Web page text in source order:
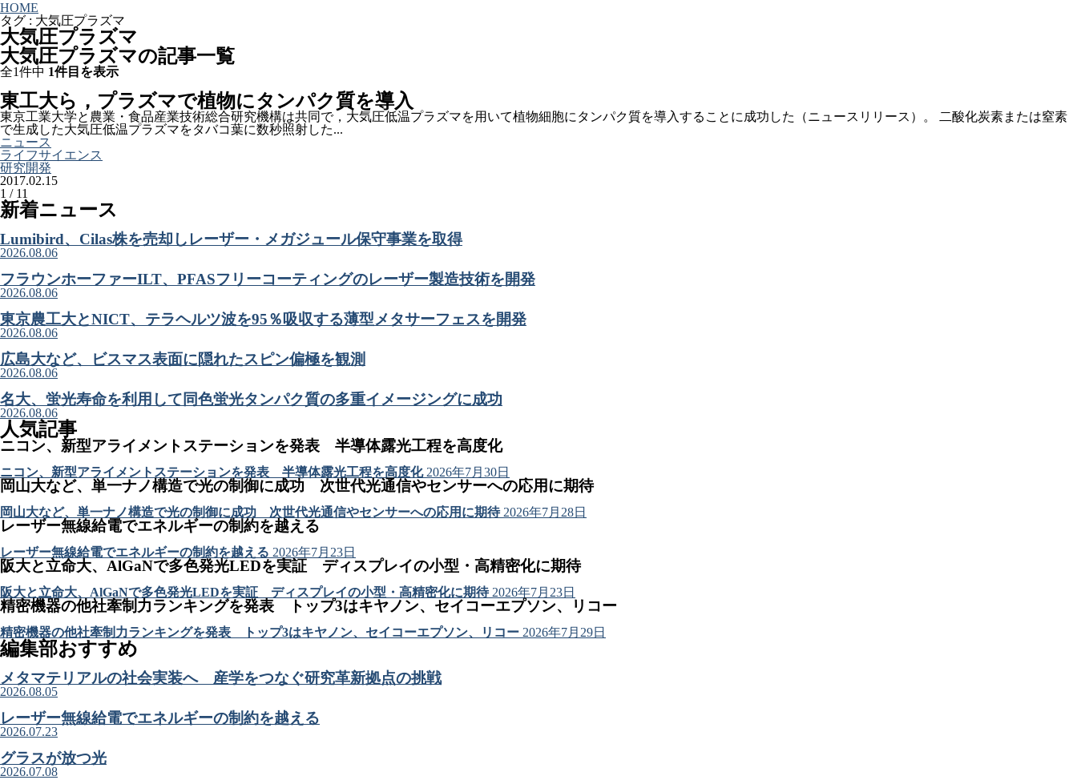
HOME
タグ : 大気圧プラズマ
大気圧プラズマ
大気圧プラズマの記事一覧
全1件中 1件目を表示
東工大ら，プラズマで植物にタンパク質を導入
東京工業大学と農業・食品産業技術総合研究機構は共同で，大気圧低温プラズマを用いて植物細胞にタンパク質を導入することに成功した（ニュースリリース）。 二酸化炭素または窒素
で生成した大気圧低温プラズマをタバコ葉に数秒照射した...
ニュース
ライフサイエンス
研究開発
2017.02.15
1 / 11
新着ニュース
Lumibird、Cilas株を売却しレーザー・メガジュール保守事業を取得
2026.08.06
フラウンホーファーILT、PFASフリーコーティングのレーザー製造技術を開発
2026.08.06
東京農工大とNICT、テラヘルツ波を95％吸収する薄型メタサーフェスを開発
2026.08.06
広島大など、ビスマス表面に隠れたスピン偏極を観測
2026.08.06
名大、蛍光寿命を利用して同色蛍光タンパク質の多重イメージングに成功
2026.08.06
人気記事
ニコン、新型アライメントステーションを発表 半導体露光工程を高度化
ニコン、新型アライメントステーションを発表 半導体露光工程を高度化 2026年7月30日
岡山大など、単一ナノ構造で光の制御に成功 次世代光通信やセンサーへの応用に期待
岡山大など、単一ナノ構造で光の制御に成功 次世代光通信やセンサーへの応用に期待 2026年7月28日
レーザー無線給電でエネルギーの制約を越える
レーザー無線給電でエネルギーの制約を越える 2026年7月23日
阪大と立命大、AlGaNで多色発光LEDを実証 ディスプレイの小型・高精密化に期待
阪大と立命大、AlGaNで多色発光LEDを実証 ディスプレイの小型・高精密化に期待 2026年7月23日
精密機器の他社牽制力ランキングを発表 トップ3はキヤノン、セイコーエプソン、リコー
精密機器の他社牽制力ランキングを発表 トップ3はキヤノン、セイコーエプソン、リコー 2026年7月29日
編集部おすすめ
メタマテリアルの社会実装へ 産学をつなぐ研究革新拠点の挑戦
2026.08.05
レーザー無線給電でエネルギーの制約を越える
2026.07.23
グラスが放つ光
2026.07.08